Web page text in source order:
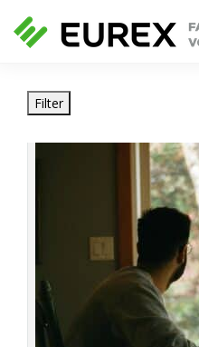
Filter